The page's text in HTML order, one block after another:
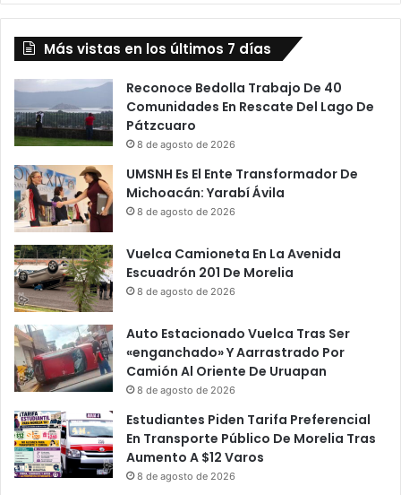
Más vistas en los últimos 7 días
Reconoce Bedolla Trabajo De 40
Comunidades En Rescate Del Lago De
Pátzcuaro
8 de agosto de 2026
UMSNH Es El Ente Transformador De
Michoacán: Yarabí Ávila
8 de agosto de 2026
Vuelca Camioneta En La Avenida
Escuadrón 201 De Morelia
8 de agosto de 2026
Auto Estacionado Vuelca Tras Ser
«enganchado» Y Aarrastrado Por
Camión Al Oriente De Uruapan
8 de agosto de 2026
Estudiantes Piden Tarifa Preferencial
En Transporte Público De Morelia Tras
Aumento A $12 Varos
8 de agosto de 2026